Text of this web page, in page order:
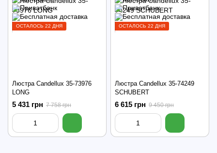
ОСТАЛОСЬ 22 ДНЯ
Люстра Candellux 35-73976
LONG
5 431 грн 7 758 грн
ОСТАЛОСЬ 22 ДНЯ
Люстра Candellux 35-74249
SCHUBERT
6 615 грн 9 450 грн